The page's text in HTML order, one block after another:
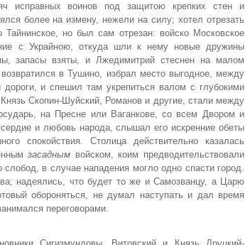
исправных воинов под защитою крепких стен и
более на измену, нежели на силу; хотел отрезать
но был сам отрезан: войско Московское
с Украйною, откуда шли к нему новые дружины
запасы взяты, и Лжедимитрий стеснен на малом
в Тушино, избрал место выгодное, между
и спешил там укрепиться валом с глубокими
Скопин-Шуйский, Романов и другие, стали между
на Пресне или Ваганкове, со всем Двором и
и любовь народа, слышал его искренние обеты
спокойствия. Столица действительно казалась
засадным войском, коим предводительствовали
в случае нападения могло одно спасти город.
надеялись, что будет то же и Самозванцу, а Царю
обороняться, не думал наступать и дал время
переговорами.